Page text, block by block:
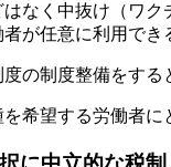
く中抜け（ワク
が任意に利用で
の制度整備をす
希望する労働者